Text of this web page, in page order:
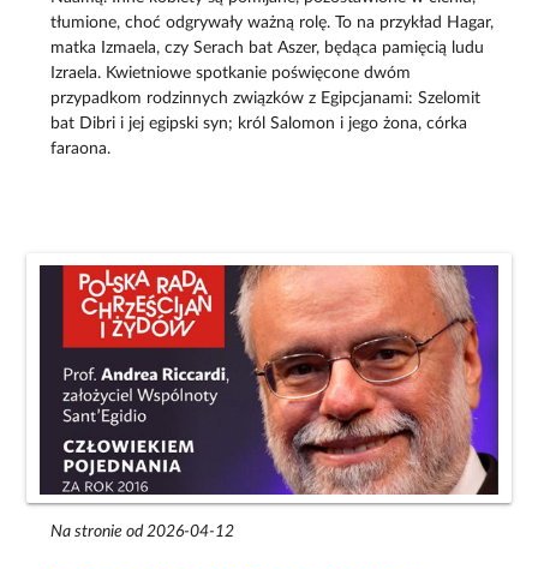
tłumione, choć odgrywały ważną rolę. To na przykład Hagar,
matka Izmaela, czy Serach bat Aszer, będąca pamięcią ludu
Izraela. Kwietniowe spotkanie poświęcone dwóm
przypadkom rodzinnych związków z Egipcjanami: Szelomit
bat Dibri i jej egipski syn; król Salomon i jego żona, córka
faraona.
Na stronie od 2026-04-12